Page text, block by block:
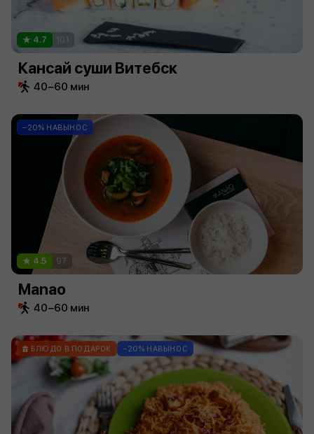
4.7 101
Кансай суши Витебск
40−60 мин
−20% НАВЫНОС
4.5 97
Manao
40−60 мин
БЛЮДО В ПОДАРОК −20% НАВЫНОС